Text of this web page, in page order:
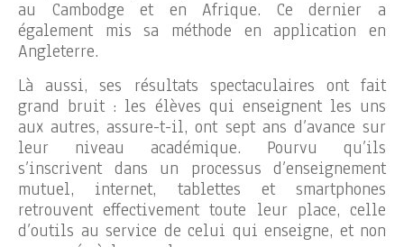
au Cambodge et en Afrique. Ce dernier a
également mis sa méthode en application en
Angleterre.
Là aussi, ses résultats spectaculaires ont fait
grand bruit : les élèves qui enseignent les uns
aux autres, assure-t-il, ont sept ans d’avance sur
leur niveau académique. Pourvu qu’ils
s’inscrivent dans un processus d’enseignement
mutuel, internet, tablettes et smartphones
retrouvent effectivement toute leur place, celle
d’outils au service de celui qui enseigne, et non